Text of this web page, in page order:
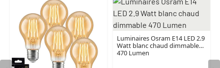
Luminaires Osram E14 LED 2.9
Watt blanc chaud dimmable
470 Lumen